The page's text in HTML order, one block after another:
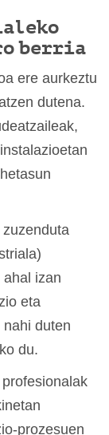
berria
ere aurkeztu
dutena.
izan
eta
duten
du.
prozesuen